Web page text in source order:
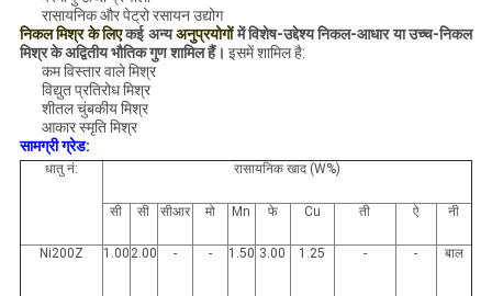
रासायनिक और पेट्रो रसायन उद्योग
निकल मिश्र के लिएकई अन्यअनुप्रयोगोंमें विशेष-उद्देश्य निकल-आधार या उच्च-निकल
मिश्र के अद्वितीय भौतिक गुण शामिल हैं। इसमें शामिल है:
कम विस्तार वाले मिश्र
विद्युत प्रतिरोध मिश्र
शीतल चुंबकीय मिश्र
आकार स्मृति मिश्र
सामग्री ग्रेड:
धातु नं: रासायनिक खाद (W%)
सी सी सीआर मो Mn फे Cu ती ऐ नी
Ni200Z 1.00 2.00 - - 1.50 3.00 1.25 - - बाल